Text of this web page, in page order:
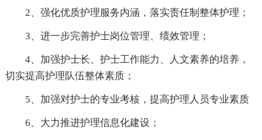
2、强化优质护理服务内涵，落实责任制整体护理；
3、进一步完善护士岗位管理、绩效管理；
4、加强护士长、护士工作能力、人文素养的培养，
切实提高护理队伍整体素质；
5、加强对护士的专业考核，提高护理人员专业素质
6、大力推进护理信息化建设；